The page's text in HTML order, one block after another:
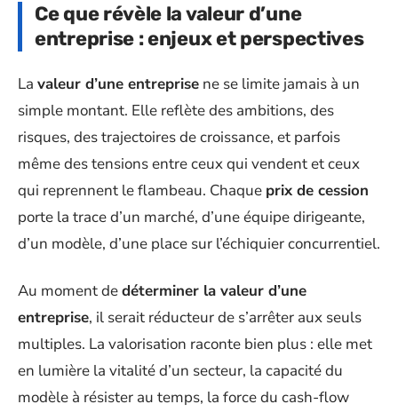
Ce que révèle la valeur d’une
entreprise : enjeux et perspectives
La valeur d’une entreprise ne se limite jamais à un
simple montant. Elle reflète des ambitions, des
risques, des trajectoires de croissance, et parfois
même des tensions entre ceux qui vendent et ceux
qui reprennent le flambeau. Chaque prix de cession
porte la trace d’un marché, d’une équipe dirigeante,
d’un modèle, d’une place sur l’échiquier concurrentiel.
Au moment dedéterminer la valeur d’une
entreprise, il serait réducteur de s’arrêter aux seuls
multiples. La valorisation raconte bien plus : elle met
en lumière la vitalité d’un secteur, la capacité du
modèle à résister au temps, la force du cash-flow